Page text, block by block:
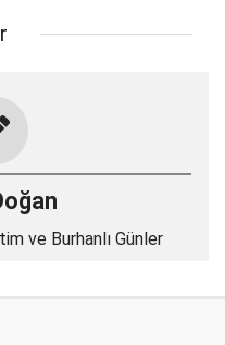
ve Burhanlı Günler